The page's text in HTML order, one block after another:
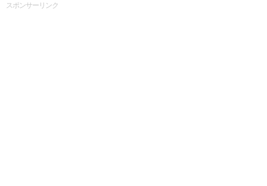
スポンサーリンク